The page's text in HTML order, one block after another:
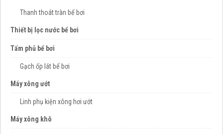
Thanh thoát tràn bể bơi
Thiết bị lọc nước bể bơi
Tấm phủ bể bơi
Gạch ốp lát bể bơi
Máy xông ướt
Linh phụ kiện xông hơi ướt
Máy xông khô